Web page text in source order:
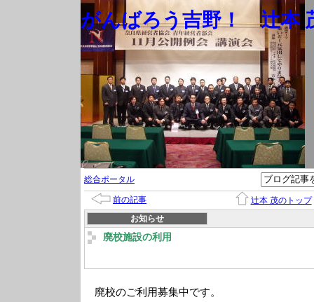
がんばろう吉野！ 辻本
総合ポータル
前の記事
辻本 茂のトップ
お知らせ
廃校施設の利用
廃校のご利用募集中です。